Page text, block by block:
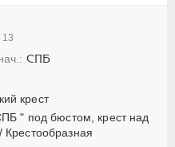
СПБ
крест
" под бюстом, крест над
13